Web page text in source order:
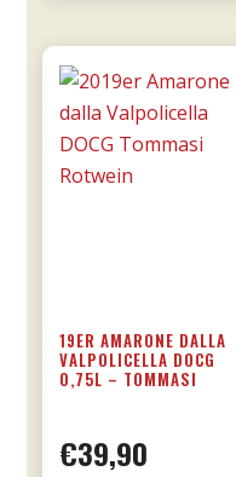
19ER AMARONE DALLA
VALPOLICELLA DOCG
0,75L – TOMMASI
€39,90